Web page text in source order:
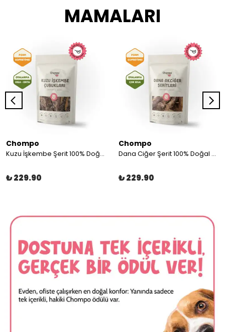
MAMALARI
Chompo
Kuzu İşkembe Şerit 100% Doğal Katkısız Köpek Ödül Maması 100 Gr
₺ 229.90
Chompo
Dana Ciğer Şerit 100% Doğal Katkısız Köpek Ödül Maması 100 Gr
₺ 229.90